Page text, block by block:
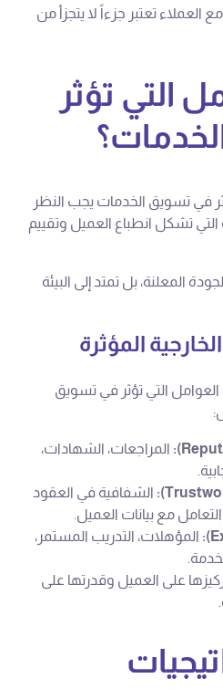
العملاء تعتبر جزءاً لا يتجزأ من
التي تؤثر
في تسويق الخدمات يجب النظر
التي تشكل انطباع العميل وتقييم
المعلنة، بل تمتد إلى البيئة
المؤثرة
التي تؤثر في تسويق
المراجعات، الشهادات،
الشفافية في العقود
مع بيانات العميل.
المؤهلات، التدريب المستمر،
على العميل وقدرتها على